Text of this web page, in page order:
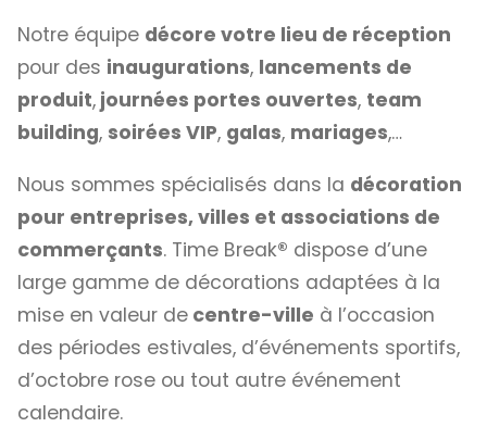
Notre équipe décore votre lieu de réception
pour des inaugurations, lancements de
produit, journées portes ouvertes, team
building, soirées VIP, galas, mariages,…
Nous sommes spécialisés dans la décoration
pour entreprises, villes et associations de
commerçants. Time Break® dispose d’une
large gamme de décorations adaptées à la
mise en valeur de centre-ville à l’occasion
des périodes estivales, d’événements sportifs,
d’octobre rose ou tout autre événement
calendaire.